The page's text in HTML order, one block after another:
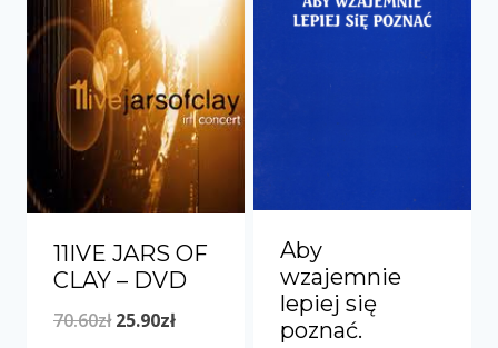
11IVE JARS OF
CLAY – DVD
70.60zł Pierwotna
25.90złAktualna
Aby
wzajemnie
lepiej się
poznać.